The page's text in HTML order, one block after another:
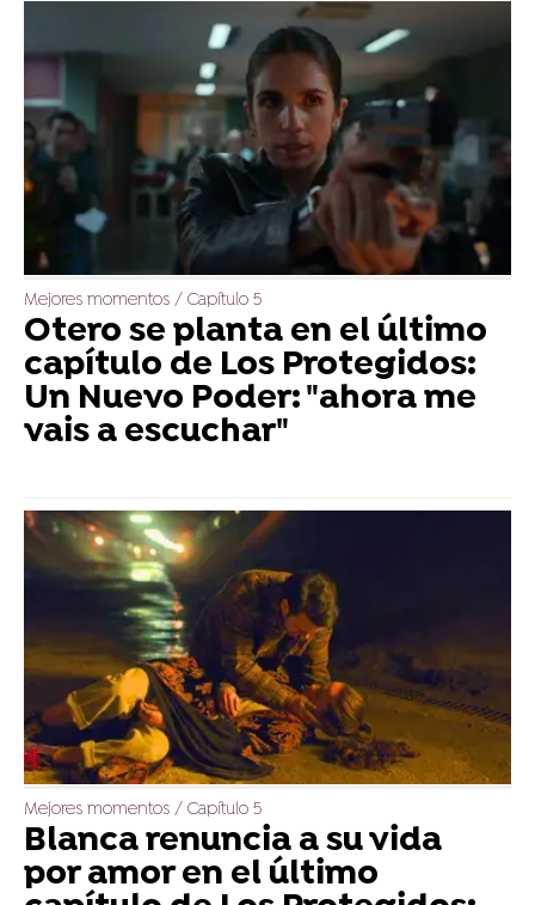
Mejores momentos / Capítulo 5
Otero se planta en el último
capítulo de Los Protegidos:
Un Nuevo Poder: "ahora me
vais a escuchar"
Mejores momentos / Capítulo 5
Blanca renuncia a su vida
por amor en el último